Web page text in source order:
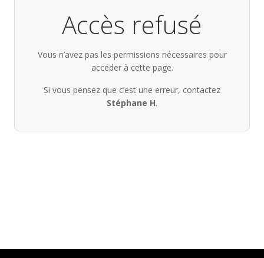
Accès refusé
Vous n’avez pas les permissions nécessaires pour
accéder à cette page.
Si vous pensez que c’est une erreur, contactez
Stéphane H.